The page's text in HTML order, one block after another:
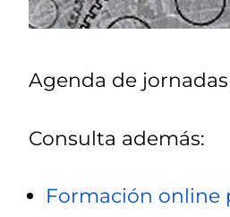
Agenda de
Consulta además:
Formación online